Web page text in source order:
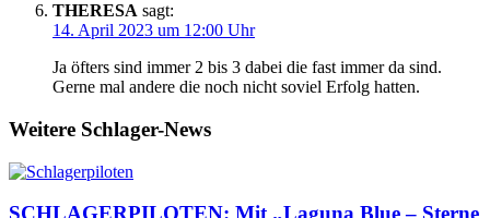
THERESA sagt:
14. April 2023 um 12:00 Uhr
Ja öfters sind immer 2 bis 3 dabei die fast immer da sind.
Gerne mal andere die noch nicht soviel Erfolg hatten.
Weitere Schlager-News